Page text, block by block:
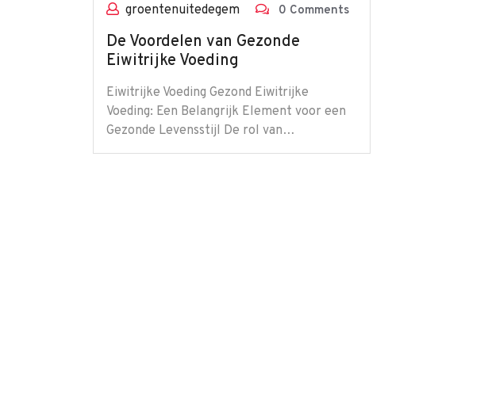
groentenuitedegem 0 Comments
De Voordelen van Gezonde
Eiwitrijke Voeding
Eiwitrijke Voeding Gezond Eiwitrijke
Voeding: Een Belangrijk Element voor een
Gezonde Levensstijl De rol van…